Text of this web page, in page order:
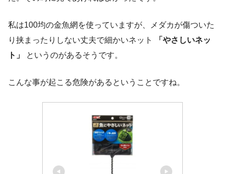
私は100均の金魚網を使っていますが、メダカが傷ついた
り挟まったりしない丈夫で細かいネット
「やさしいネッ
ト」
というのがあるそうです。
こんな事が起こる危険があるということですね。